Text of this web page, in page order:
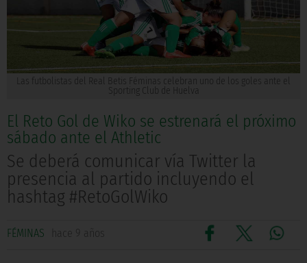
Las futbolistas del Real Betis Féminas celebran uno de los goles ante el
Sporting Club de Huelva
El Reto Gol de Wiko se estrenará el próximo
sábado ante el Athletic
Se deberá comunicar vía Twitter la
presencia al partido incluyendo el
hashtag #RetoGolWiko
FÉMINAS hace 9 años